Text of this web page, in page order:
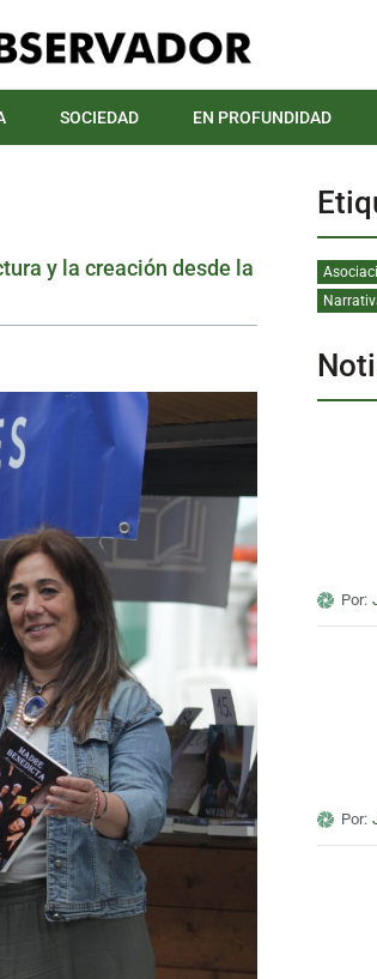
SOCIEDAD EN PROFUNDIDAD
y la creación desde la
Por:
Por: